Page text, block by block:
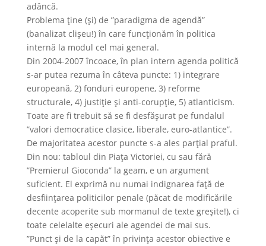
adâncă.
Problema ţine (şi) de ”paradigma de agendă”
(banalizat clişeu!) în care funcţionăm în politica
internă la modul cel mai general.
Din 2004-2007 încoace, în plan intern agenda politică
s-ar putea rezuma în câteva puncte: 1) integrare
europeană, 2) fonduri europene, 3) reforme
structurale, 4) justiţie şi anti-corupţie, 5) atlanticism.
Toate are fi trebuit să se fi desfăşurat pe fundalul
”valori democratice clasice, liberale, euro-atlantice”.
De majoritatea acestor puncte s-a ales parţial praful.
Din nou: tabloul din Piaţa Victoriei, cu sau fără
”Premierul Gioconda” la geam, e un argument
suficient. El exprimă nu numai indignarea faţă de
desfiinţarea politicilor penale (păcat de modificările
decente acoperite sub mormanul de texte greşite!), ci
toate celelalte eşecuri ale agendei de mai sus.
”Punct şi de la capăt” în privinţa acestor obiective e